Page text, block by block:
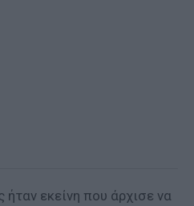
εκείνη που άρχισε να